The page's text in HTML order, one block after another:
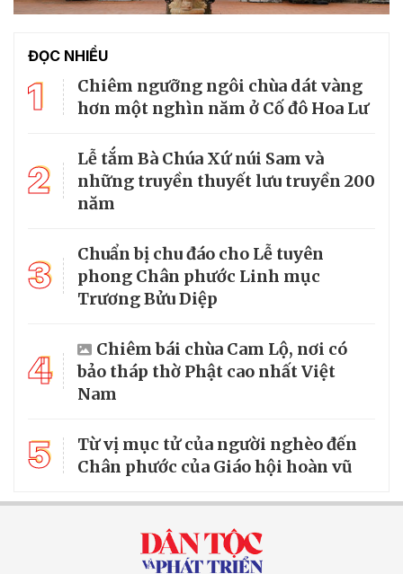
ĐỌC NHIỀU
1
Chiêm ngưỡng ngôi chùa dát vàng
hơn một nghìn năm ở Cố đô Hoa Lư
2
Lễ tắm Bà Chúa Xứ núi Sam và
những truyền thuyết lưu truyền 200
năm
3
Chuẩn bị chu đáo cho Lễ tuyên
phong Chân phước Linh mục
Trương Bửu Diệp
4
Chiêm bái chùa Cam Lộ, nơi có
bảo tháp thờ Phật cao nhất Việt
Nam
5
Từ vị mục tử của người nghèo đến
Chân phước của Giáo hội hoàn vũ